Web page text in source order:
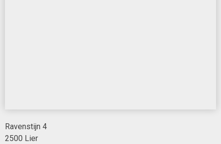
Ravenstijn 4
2500 Lier